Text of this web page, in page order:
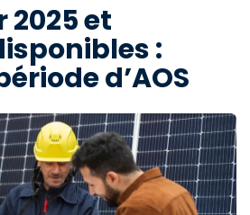
2025 et
:
d’AOS